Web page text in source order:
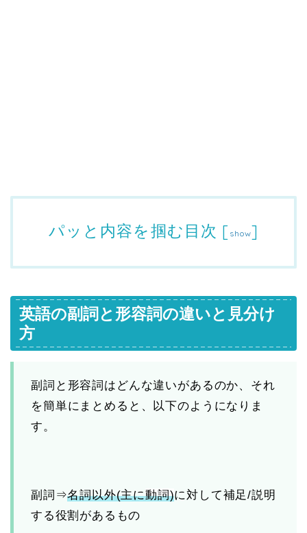
パッと内容を掴む目次 [ show]
英語の副詞と形容詞の違いと見分け
方
副詞と形容詞はどんな違いがあるのか、それ
を簡単にまとめると、以下のようになりま
す。
副詞⇒名詞以外(主に動詞)に対して補足/説明
する役割があるもの